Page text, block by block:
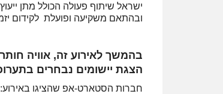
ישראל שיתוף פעולה הכולל מתן
ובהתאם משקיעה ופועלת לקידום
בהמשך לאירוע זה, אוויה
הצגת יישומים נבחרים
חברות הסטארט-אפ שהציגו באירוע: